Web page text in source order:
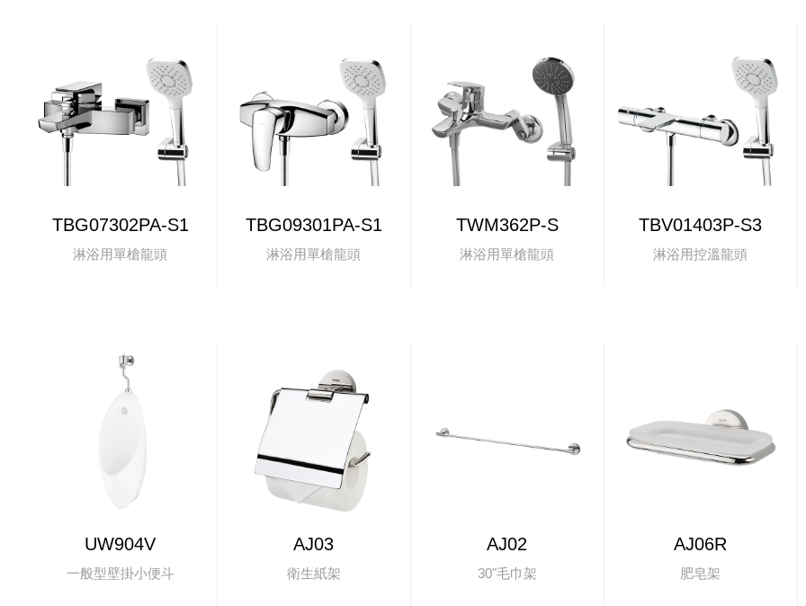
TBG07302PA-S1
淋浴用單槍龍頭
TBG09301PA-S1
淋浴用單槍龍頭
TWM362P-S
淋浴用單槍龍頭
TBV01403P-S3
淋浴用控溫龍頭
UW904V
一般型壁掛小便斗
AJ03
衛生紙架
AJ02
30"毛巾架
AJ06R
肥皂架